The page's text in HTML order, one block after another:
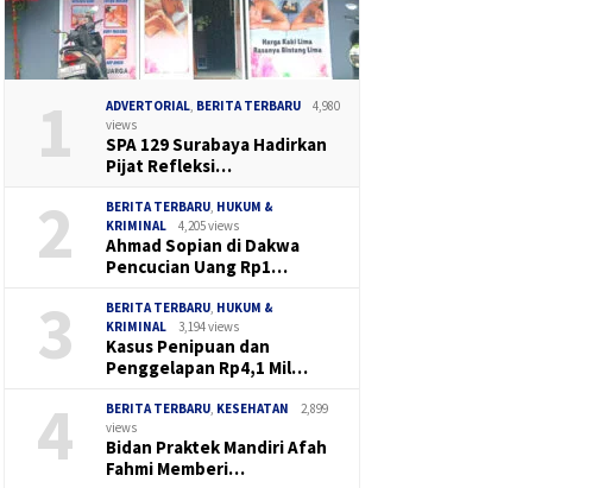
1 ADVERTORIAL BERITA TERBARU
4,980
views
SPA 129 Surabaya Hadirkan
Pijat Refleksi…
2 BERITA TERBARU HUKUM &
KRIMINAL
4,205 views
Ahmad Sopian di Dakwa
Pencucian Uang Rp1…
3 BERITA TERBARU HUKUM &
KRIMINAL
3,194 views
Kasus Penipuan dan
Penggelapan Rp4,1 Mil…
4 BERITA TERBARU KESEHATAN
2,899
views
Bidan Praktek Mandiri Afah
Fahmi Memberi…